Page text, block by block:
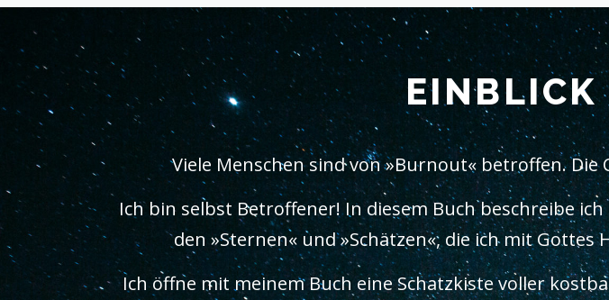
EINBLICK
Viele Menschen sind von »Burnout« betroffen.
Ich bin selbst Betroffener! In diesem Buch beschreibe
den »Sternen« und »Schätzen«, die ich mit
Ich öffne mit meinem Buch eine Schatzkiste voller